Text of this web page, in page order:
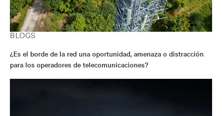
BLOGS
¿Es el borde de la red una oportunidad, amenaza o distracción
para los operadores de telecomunicaciones?